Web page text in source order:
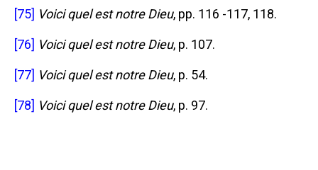
[75] Voici quel est notre Dieu, pp. 116 -117, 118.
[76] Voici quel est notre Dieu, p. 107.
[77] Voici quel est notre Dieu, p. 54.
[78] Voici quel est notre Dieu, p. 97.